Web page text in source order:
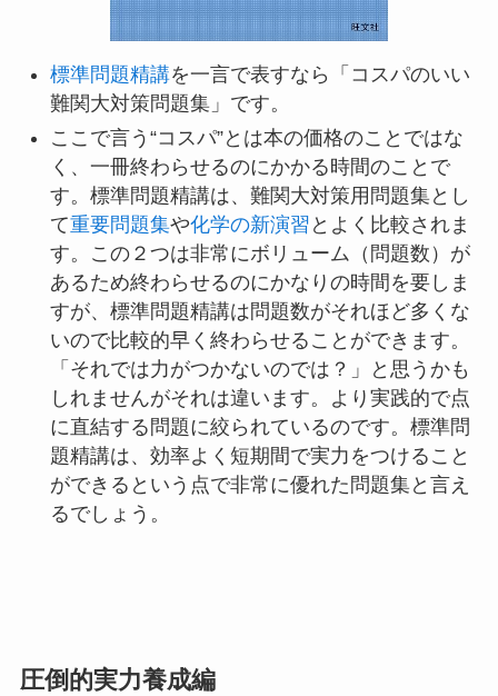
標準問題精講を一言で表すなら「コスパのいい
難関大対策問題集」です。
ここで言う“コスパ”とは本の価格のことではな
く、一冊終わらせるのにかかる時間のことで
す。標準問題精講は、難関大対策用問題集とし
て重要問題集や化学の新演習 とよく比較されま
す。この２つは非常にボリューム（問題数）が
あるため終わらせるのにかなりの時間を要しま
すが、標準問題精講は問題数がそれほど多くな
いので比較的早く終わらせることができます。
「それでは力がつかないのでは？」と思うかも
しれませんがそれは違います。より実践的で点
に直結する問題に絞られているのです。標準問
題精講は、効率よく短期間で実力をつけること
ができるという点で非常に優れた問題集と言え
るでしょう。
圧倒的実力養成編